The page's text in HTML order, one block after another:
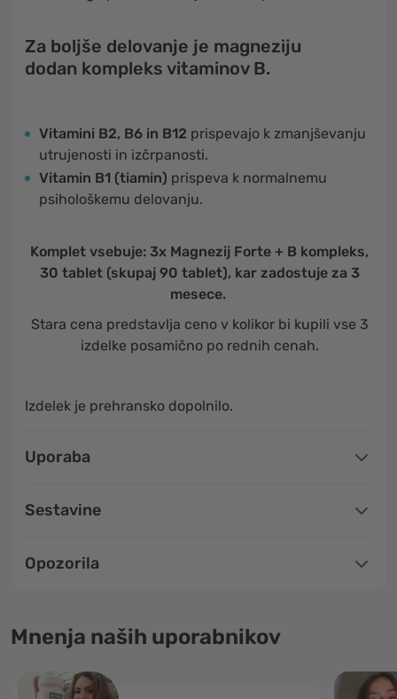
Za boljše delovanje je magneziju
dodan kompleks vitaminov B.
Vitamini B2, B6 in B12 prispevajo k zmanjševanju
utrujenosti in izčrpanosti.
Vitamin B1 (tiamin) prispeva k normalnemu
psihološkemu delovanju.
Komplet vsebuje: 3x Magnezij Forte + B kompleks,
30 tablet (skupaj 90 tablet), kar zadostuje za 3
mesece.
Stara cena predstavlja ceno v kolikor bi kupili vse 3
izdelke posamično po rednih cenah.
Izdelek je prehransko dopolnilo.
Uporaba
Sestavine
Opozorila
Mnenja naših uporabnikov